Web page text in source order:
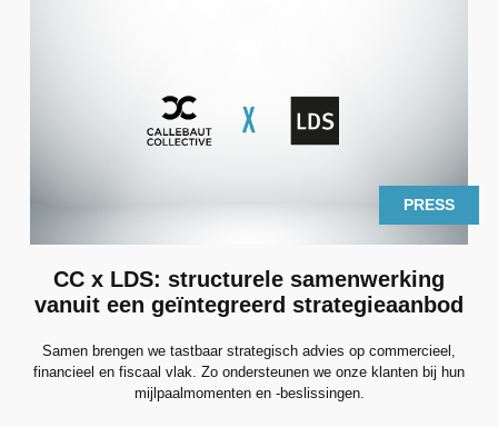
ARTICLE
PRESS
CC x LDS: structurele samenwerking
vanuit een geïntegreerd strategieaanbod
Samen brengen we tastbaar strategisch advies op commercieel,
financieel en fiscaal vlak. Zo ondersteunen we onze klanten bij hun
mijlpaalmomenten en -beslissingen.